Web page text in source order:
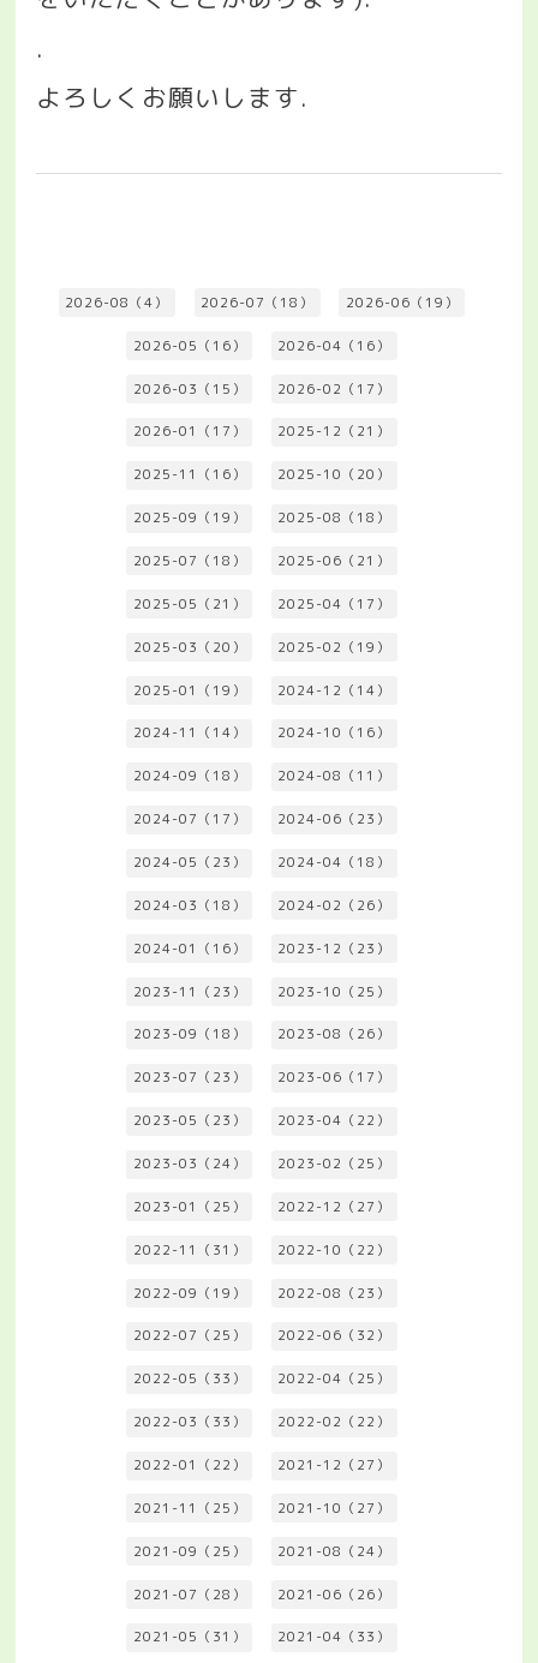
.
よろしくお願いします.
2026-08（4） 2026-07（18） 2026-06（19）
2026-05（16） 2026-04（16）
2026-03（15） 2026-02（17）
2026-01（17） 2025-12（21）
2025-11（16） 2025-10（20）
2025-09（19） 2025-08（18）
2025-07（18） 2025-06（21）
2025-05（21） 2025-04（17）
2025-03（20） 2025-02（19）
2025-01（19） 2024-12（14）
2024-11（14） 2024-10（16）
2024-09（18） 2024-08（11）
2024-07（17） 2024-06（23）
2024-05（23） 2024-04（18）
2024-03（18） 2024-02（26）
2024-01（16） 2023-12（23）
2023-11（23） 2023-10（25）
2023-09（18） 2023-08（26）
2023-07（23） 2023-06（17）
2023-05（23） 2023-04（22）
2023-03（24） 2023-02（25）
2023-01（25） 2022-12（27）
2022-11（31） 2022-10（22）
2022-09（19） 2022-08（23）
2022-07（25） 2022-06（32）
2022-05（33） 2022-04（25）
2022-03（33） 2022-02（22）
2022-01（22） 2021-12（27）
2021-11（25） 2021-10（27）
2021-09（25） 2021-08（24）
2021-07（28） 2021-06（26）
2021-05（31） 2021-04（33）